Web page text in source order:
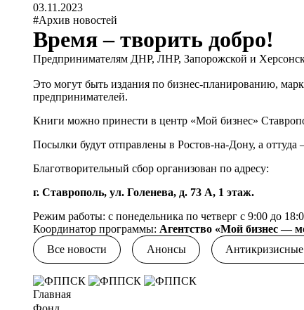
03.11.2023
#Архив новостей
Время – творить добро!
Предпринимателям ДНР, ЛНР, Запорожской и
Это могут быть издания по бизнес-планированию,
предпринимателей.
Книги можно принести в центр «Мой бизнес»
Посылки будут отправлены в Ростов-на-Дону, а
Благотворительный сбор организован по адресу:
г. Ставрополь, ул. Голенева, д. 73 А, 1 этаж.
Режим работы: с понедельника по четверг с 9:00 до
Координатор программы: Агентство «Мой бизнес —
Все новости
Анонсы
Главная